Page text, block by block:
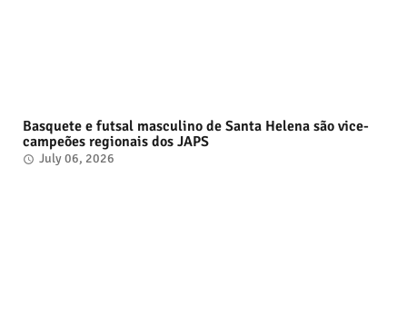
Basquete e futsal masculino de Santa Helena são vice-
campeões regionais dos JAPS
July 06, 2026